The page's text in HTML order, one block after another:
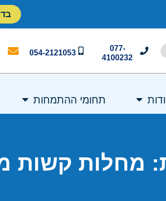
077-
4100232
054-2121053
תחומי ההתמחות
מחלות קשות